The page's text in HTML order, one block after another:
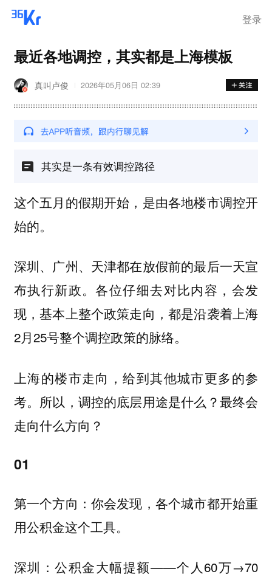
登录
最近各地调控，其实都是上海模板
真叫卢俊 2026年05月06日 02:39
其实是一条有效调控路径
这个五月的假期开始，是由各地楼市调控开
始的。
深圳、广州、天津都在放假前的最后一天宣
布执行新政。各位仔细去对比内容，会发
现，基本上整个政策走向，都是沿袭着上海
2月25号整个调控政策的脉络。
上海的楼市走向，给到其他城市更多的参
考。所以，调控的底层用途是什么？最终会
走向什么方向？
01
第一个方向：你会发现，各个城市都开始重
用公积金这个工具。
深圳 ：公积金大幅提额——个人60万→70